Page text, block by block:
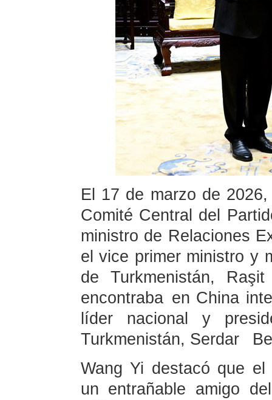
El 17 de marzo de
Comité Central del
ministro de Relaciones
el vice primer ministro y
de Turkmenistán,
encontraba en China
líder nacional y
Turkmenistán, Serdar
Wang Yi destacó que el
un entrañable amigo